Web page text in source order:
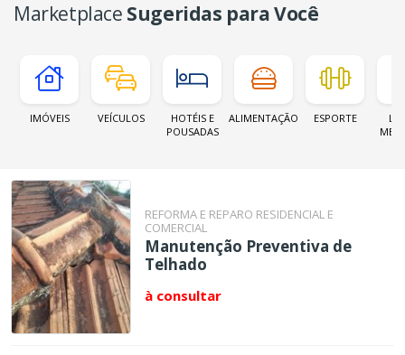
Marketplace Sugeridas para Você
IMÓVEIS VEÍCULOS
HOTÉIS E
POUSADAS
ALIMENTAÇÃO ESPORTE
REFORMA E REPARO RESIDENCIAL E
COMERCIAL
Manutenção Preventiva de
Telhado
à consultar